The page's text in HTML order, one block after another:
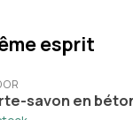
esprit
savon en